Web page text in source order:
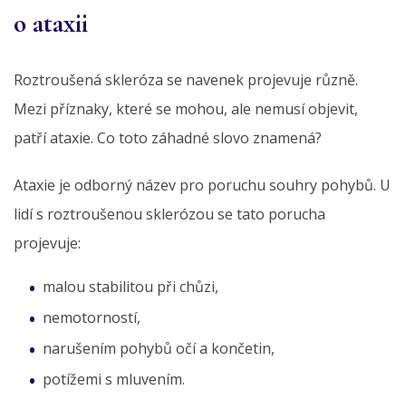
o ataxii
Roztroušená skleróza se navenek projevuje různě.
Mezi příznaky, které se mohou, ale nemusí objevit,
patří ataxie. Co toto záhadné slovo znamená?
Ataxie je odborný název pro poruchu souhry pohybů. U
lidí s roztroušenou sklerózou se tato porucha
projevuje:
malou stabilitou při chůzi,
nemotorností,
narušením pohybů očí a končetin,
potížemi s mluvením.